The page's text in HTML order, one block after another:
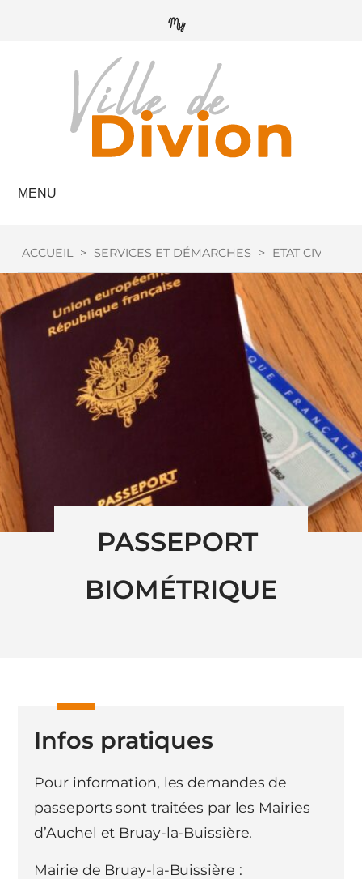
MENU
ACCUEIL > SERVICES ET DÉMARCHES > ETAT CIVIL
PASSEPORT
BIOMÉTRIQUE
Infos pratiques
Pour information, les demandes de
passeports sont traitées par les Mairies
d’Auchel et Bruay-la-Buissière.
Mairie de Bruay-la-Buissière :